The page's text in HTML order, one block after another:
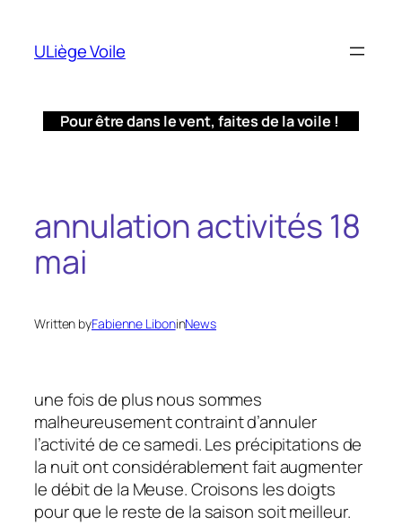
contenu
ULiège Voile
Pour être dans le vent, faites de la voile !
annulation activités 18
mai
Written byFabienne LiboninNews
une fois de plus nous sommes
malheureusement contraint d’annuler
l’activité de ce samedi. Les précipitations de
la nuit ont considérablement fait augmenter
le débit de la Meuse. Croisons les doigts
pour que le reste de la saison soit meilleur.